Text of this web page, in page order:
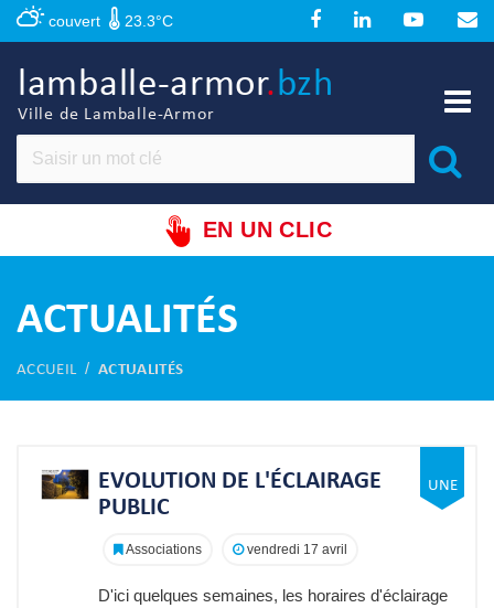
couvert 23.3°C
lamballe-armor.bzh
Ville de Lamballe-Armor
EN UN CLIC
ACTUALITÉS
ACCUEIL ACTUALITÉS
EVOLUTION DE L'ÉCLAIRAGE
PUBLIC
Associations vendredi 17 avril
D'ici quelques semaines, les horaires d'éclairage
Panneau de gestion des cookies